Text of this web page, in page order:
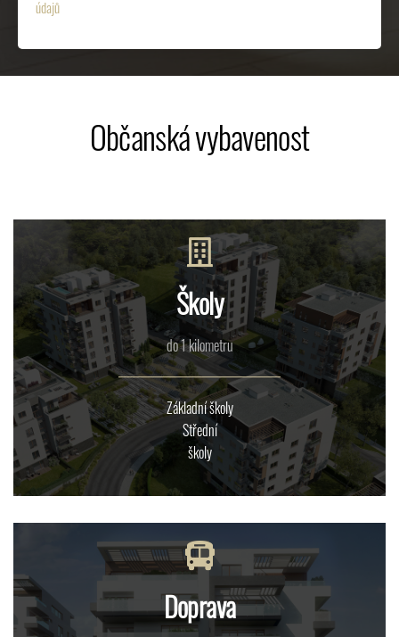
údajů
Občanská vybavenost
Školy
do 1 kilometru
Základní školy
Střední
školy
Doprava